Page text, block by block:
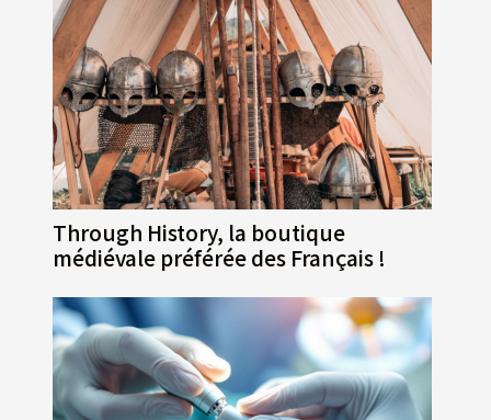
Through History, la boutique
médiévale préférée des Français !